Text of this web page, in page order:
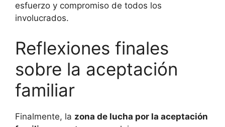
esfuerzo y compromiso de todos los
involucrados.
Reflexiones finales
sobre la aceptación
familiar
Finalmente, la zona de lucha por la aceptación